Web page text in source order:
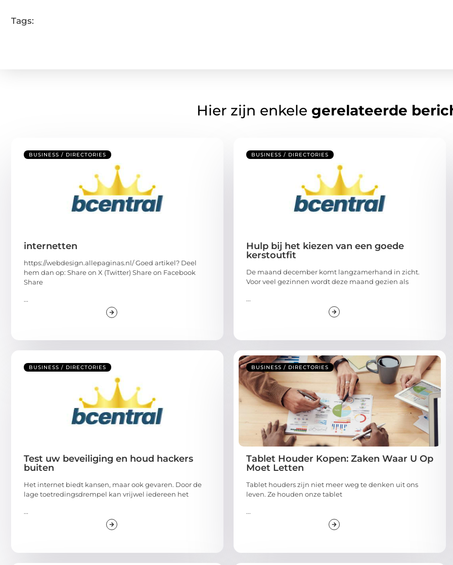
Tags:
Hier zijn enkele gerelateerde
BUSINESS / DIRECTORIES
internetten
https://webdesign.allepaginas.nl/ Goed artikel? Deel
hem dan op: Share on X (Twitter) Share on Facebook
Share
...
BUSINESS / DIRECTORIES
Hulp bij het kiezen van een goede
kerstoutfit
De maand december komt langzamerhand in zicht.
Voor veel gezinnen wordt deze maand gezien als
...
BUSINESS / DIRECTORIES
Test uw beveiliging en houd hackers
buiten
Het internet biedt kansen, maar ook gevaren. Door de
lage toetredingsdrempel kan vrijwel iedereen het
...
BUSINESS / DIRECTORIES
Tablet Houder Kopen: Zaken Waar U Op
Moet Letten
Tablet houders zijn niet meer weg te denken uit ons
leven. Ze houden onze tablet
...